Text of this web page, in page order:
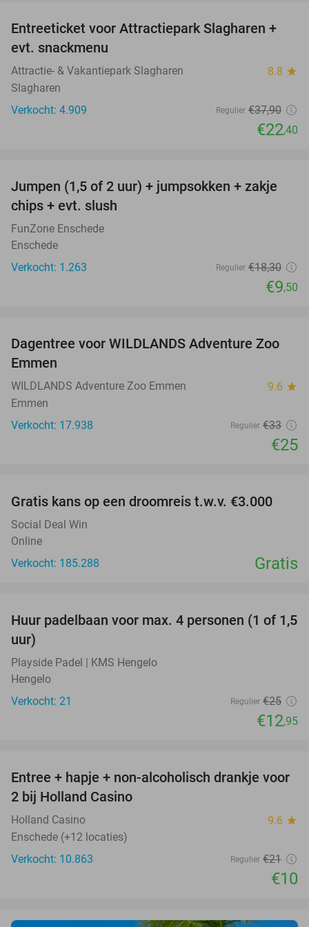
41%
Entreeticket voor Attractiepark Slagharen +
evt. snackmenu
Attractie- & Vakantiepark Slagharen 8.8 star
Slagharen
Verkocht: 4.909
Regulier €37,90
€22,40
48%
Jumpen (1,5 of 2 uur) + jumpsokken + zakje
chips + evt. slush
FunZone Enschede
Enschede
Verkocht: 1.263
Regulier €18,30
€9,50
24%
Dagentree voor WILDLANDS Adventure Zoo
Emmen
WILDLANDS Adventure Zoo Emmen 9.6 star
Emmen
Verkocht: 17.938
Regulier €33
€25
Gratis kans op een droomreis t.w.v. €3.000
Social Deal Win
Online
Verkocht: 185.288
Gratis
48%
Huur padelbaan voor max. 4 personen (1 of 1,5
uur)
Playside Padel | KMS Hengelo
Hengelo
Verkocht: 21
Regulier €25
€12,95
52%
Entree + hapje + non-alcoholisch drankje voor
2 bij Holland Casino
Holland Casino 9.6 star
Enschede (+12 locaties)
Verkocht: 10.863
Regulier €21
€10